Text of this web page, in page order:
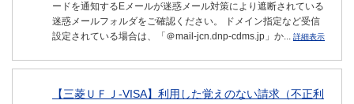
ードを通知するEメールが迷惑メール対策により遮断されている
迷惑メールフォルダをご確認ください。 ドメイン指定など受信
設定されている場合は、「＠mail-jcn.dnp-cdms.jp」か... 詳細表示
【三菱ＵＦＪ-VISA】利用した覚えのない請求（不正利